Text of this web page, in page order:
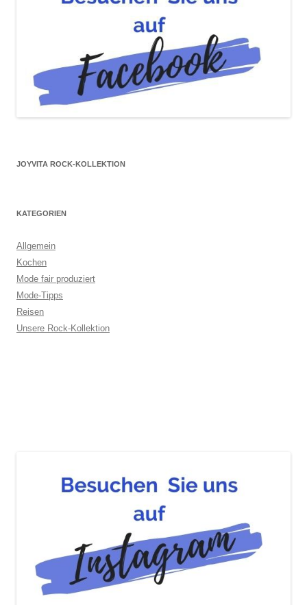
JOYVITA ROCK-KOLLEKTION
KATEGORIEN
Allgemein
Kochen
Mode fair produziert
Mode-Tipps
Reisen
Unsere Rock-Kollektion